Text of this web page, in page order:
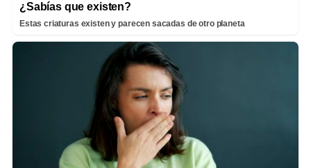
¿Sabías que existen?
Estas criaturas existen y parecen sacadas de otro planeta